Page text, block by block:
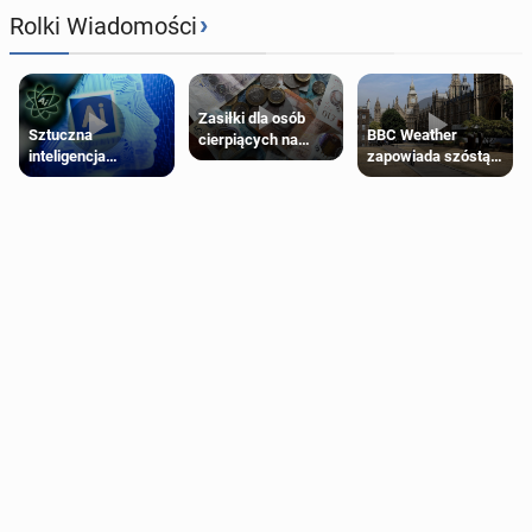
Rolki Wiadomości›
Sztuczna
inteligencja
próbowała oszukać
Zasiłki dla osób
cierpiących na
schorzenia
BBC Weather
zapowiada szóstą
falę upałów w